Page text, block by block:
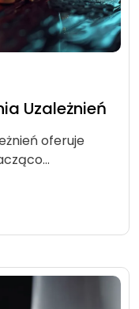
Uzależnień
oferuje